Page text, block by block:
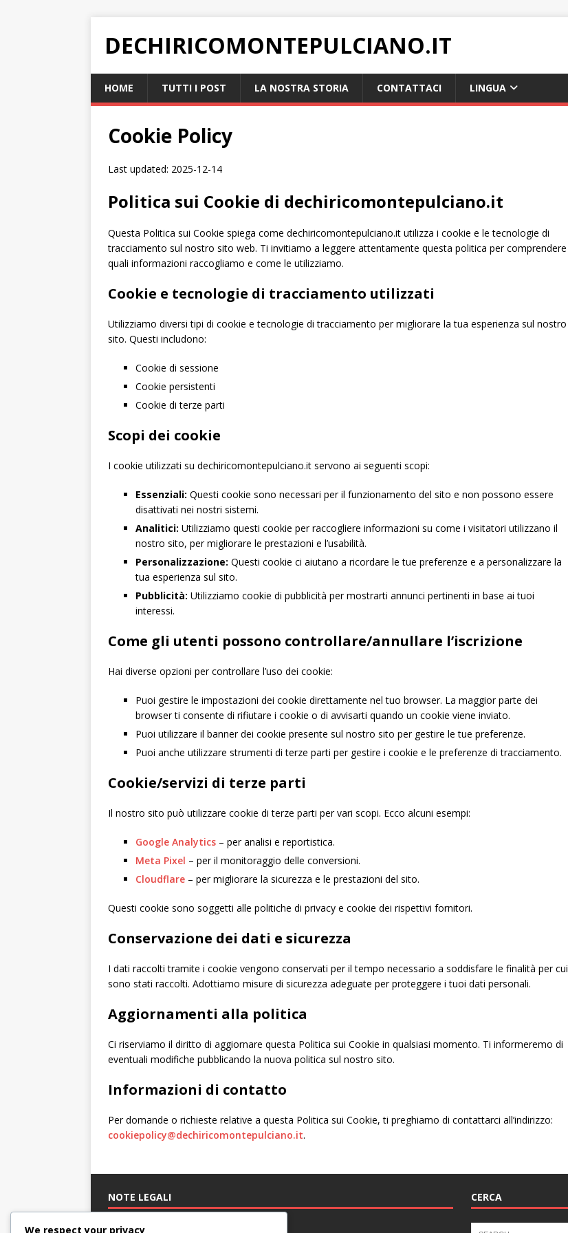
DECHIRICOMONTEPULCIANO.IT
HOME TUTTI I POST LA NOSTRA STORIA CONTATTACI LINGUA
Cookie Policy
Last updated: 2025-12-14
Politica sui Cookie di dechiricomontepulciano.it
Questa Politica sui Cookie spiega come dechiricomontepulciano.it utilizza i cookie e le tecnologie di
tracciamento sul nostro sito web. Ti invitiamo a leggere attentamente questa politica per comprendere
quali informazioni raccogliamo e come le utilizziamo.
Cookie e tecnologie di tracciamento utilizzati
Utilizziamo diversi tipi di cookie e tecnologie di tracciamento per migliorare la tua esperienza sul nostro
sito. Questi includono:
Cookie di sessione
Cookie persistenti
Cookie di terze parti
Scopi dei cookie
I cookie utilizzati su dechiricomontepulciano.it servono ai seguenti scopi:
Essenziali: Questi cookie sono necessari per il funzionamento del sito e non possono essere
disattivati nei nostri sistemi.
Analitici: Utilizziamo questi cookie per raccogliere informazioni su come i visitatori utilizzano il
nostro sito, per migliorare le prestazioni e l’usabilità.
Personalizzazione: Questi cookie ci aiutano a ricordare le tue preferenze e a personalizzare la
tua esperienza sul sito.
Pubblicità: Utilizziamo cookie di pubblicità per mostrarti annunci pertinenti in base ai tuoi
interessi.
Come gli utenti possono controllare/annullare l’iscrizione
Hai diverse opzioni per controllare l’uso dei cookie:
Puoi gestire le impostazioni dei cookie direttamente nel tuo browser. La maggior parte dei
browser ti consente di rifiutare i cookie o di avvisarti quando un cookie viene inviato.
Puoi utilizzare il banner dei cookie presente sul nostro sito per gestire le tue preferenze.
Puoi anche utilizzare strumenti di terze parti per gestire i cookie e le preferenze di tracciamento.
Cookie/servizi di terze parti
Il nostro sito può utilizzare cookie di terze parti per vari scopi. Ecco alcuni esempi:
Google Analytics – per analisi e reportistica.
Meta Pixel – per il monitoraggio delle conversioni.
Cloudflare – per migliorare la sicurezza e le prestazioni del sito.
Questi cookie sono soggetti alle politiche di privacy e cookie dei rispettivi fornitori.
Conservazione dei dati e sicurezza
I dati raccolti tramite i cookie vengono conservati per il tempo necessario a soddisfare le finalità per cui
sono stati raccolti. Adottiamo misure di sicurezza adeguate per proteggere i tuoi dati personali.
Aggiornamenti alla politica
Ci riserviamo il diritto di aggiornare questa Politica sui Cookie in qualsiasi momento. Ti informeremo di
eventuali modifiche pubblicando la nuova politica sul nostro sito.
Informazioni di contatto
Per domande o richieste relative a questa Politica sui Cookie, ti preghiamo di contattarci all’indirizzo:
cookiepolicy@dechiricomontepulciano.it.
NOTE LEGALI
Preferenze sui cookie
CERCA
We respect your privacy